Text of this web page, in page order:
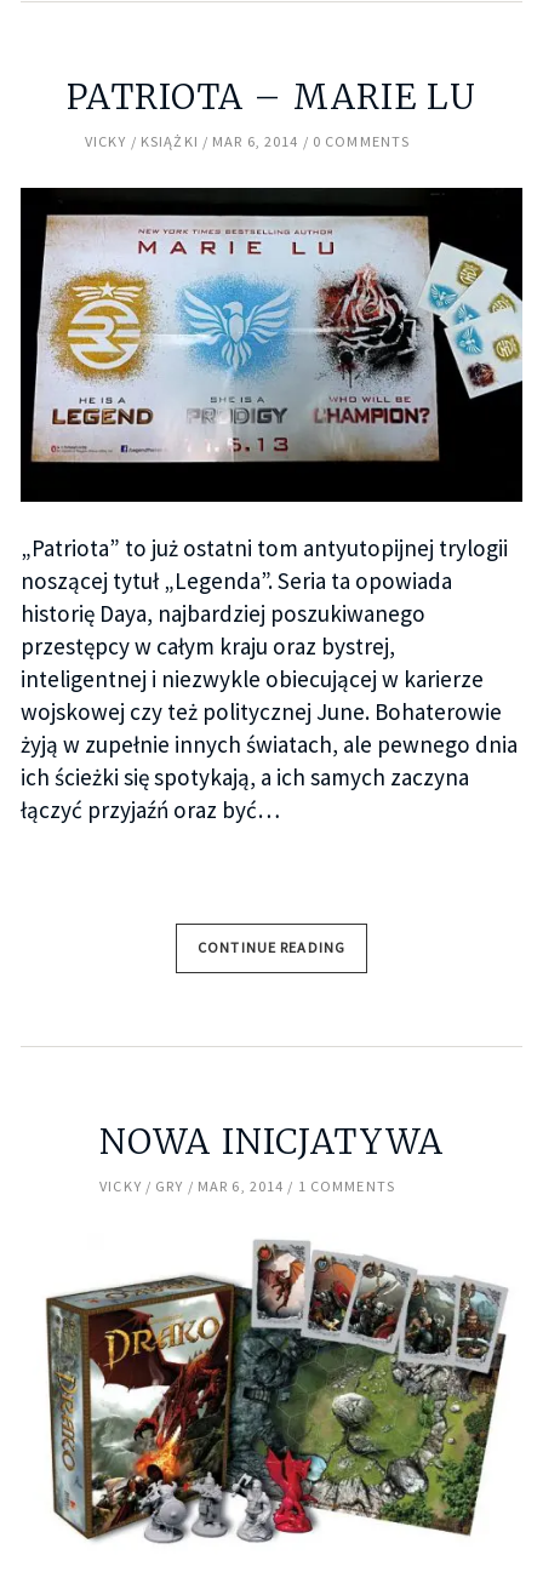
PATRIOTA – MARIE LU
VICKY KSIĄŻKI MAR 6, 2014 0 COMMENTS
„Patriota” to już ostatni tom antyutopijnej trylogii
noszącej tytuł „Legenda”. Seria ta opowiada
historię Daya, najbardziej poszukiwanego
przestępcy w całym kraju oraz bystrej,
inteligentnej i niezwykle obiecującej w karierze
wojskowej czy też politycznej June. Bohaterowie
żyją w zupełnie innych światach, ale pewnego dnia
ich ścieżki się spotykają, a ich samych zaczyna
łączyć przyjaźń oraz być…
CONTINUE READING
NOWA INICJATYWA
VICKY GRY MAR 6, 2014 1 COMMENTS